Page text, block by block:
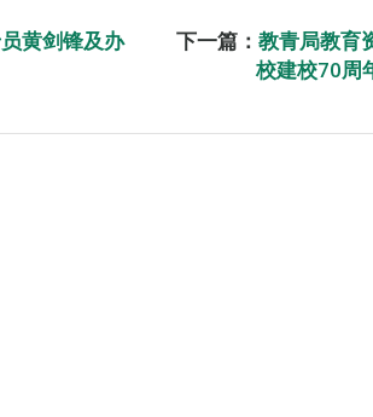
黄剑锋及办
下一篇： 教青局教育
校建校70周